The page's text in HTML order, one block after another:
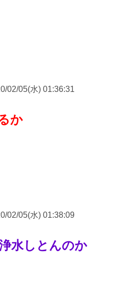
02/05(水) 01:36:31
か
02/05(水) 01:38:09
水しとんのか